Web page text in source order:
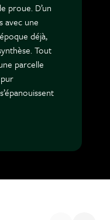
proue. D’un
avec une
déjà,
Tout
parcelle